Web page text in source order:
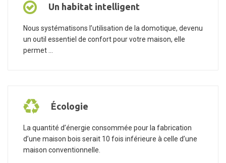
Un habitat intelligent
Nous systématisons l’utilisation de la domotique, devenu
un outil essentiel de confort pour votre maison, elle
permet ...
Écologie
La quantité d’énergie consommée pour la fabrication
d’une maison bois serait 10 fois inférieure à celle d’une
maison conventionnelle.